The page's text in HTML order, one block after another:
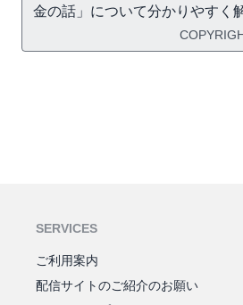
金の話」について分かりやすく
SERVICES
ご利用案内
配信サイトのご紹介のお願い